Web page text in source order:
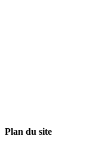
Plan du site